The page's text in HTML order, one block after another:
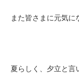
また皆さまに元気に
夏らしく、夕立と言